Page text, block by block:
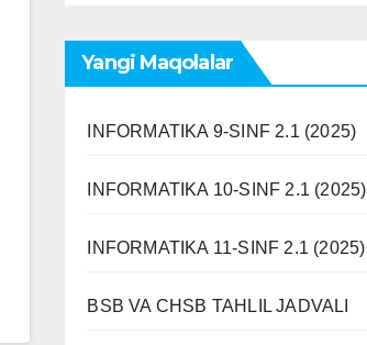
Yangi Maqolalar
INFORMATIKA 9-SINF 2.1 (2025)
INFORMATIKA 10-SINF 2.1 (2025)
INFORMATIKA 11-SINF 2.1 (2025)
BSB VA CHSB TAHLIL JADVALI